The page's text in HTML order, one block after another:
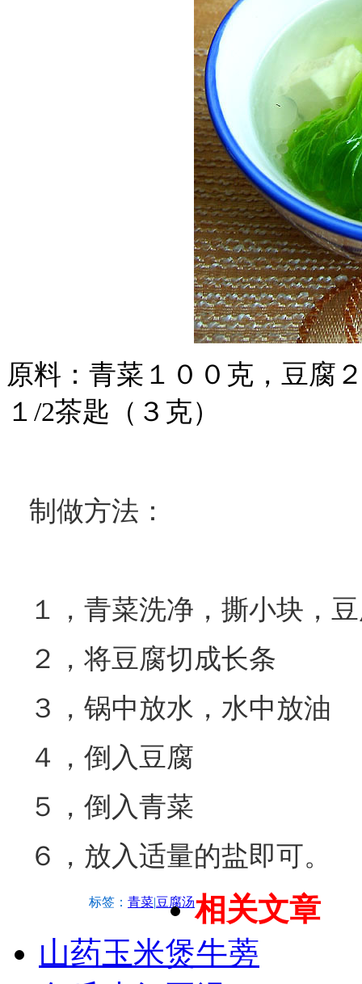
原料：青菜１００克，豆腐
１/2茶匙（３克）
制做方法：
１，青菜洗净，撕小块，
２，将豆腐切成长条
３，锅中放水，水中放油
４，倒入豆腐
５，倒入青菜
６，放入适量的盐即可。
标签： 青菜|豆腐汤相关文章
山药玉米煲牛蒡